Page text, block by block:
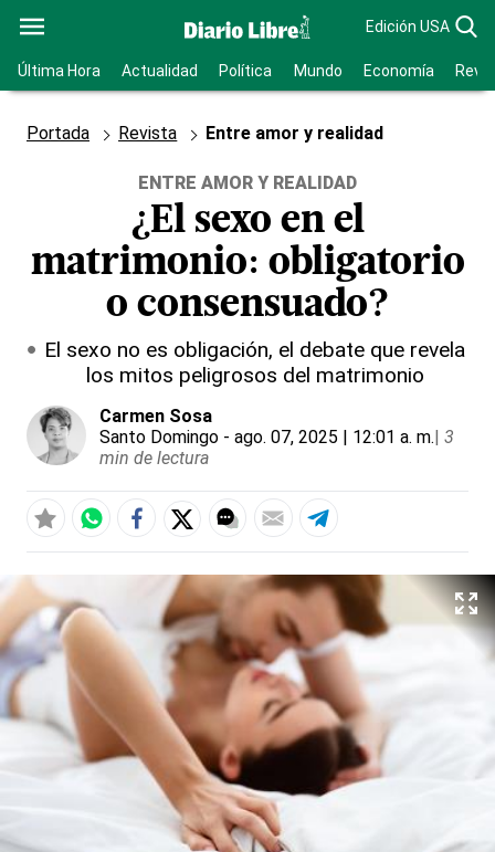
Edición USA
Última Hora Actualidad Política Mundo Economía
Portada Revista Entre amor y realidad
ENTRE AMOR Y REALIDAD
¿El sexo en el
matrimonio: obligatorio
o consensuado?
El sexo no es obligación, el debate que revela
los mitos peligrosos del matrimonio
Carmen Sosa
Santo Domingo - ago. 07, 2025 | 12:01 a. m.| 3
min de lectura